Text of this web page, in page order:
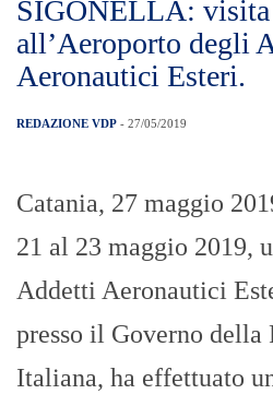
SIGONELLA: visita
all’Aeroporto degli
Aeronautici Esteri.
REDAZIONE VDP - 27/05/2019
Catania, 27 maggio
21 al 23 maggio 2019,
Addetti Aeronautici
presso il Governo della
Italiana, ha effettuato